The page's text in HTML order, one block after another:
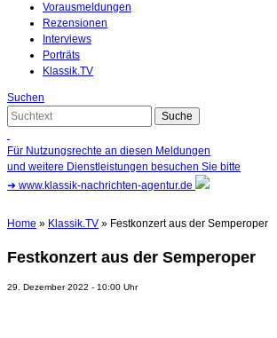
Vorausmeldungen
Rezensionen
Interviews
Porträts
Klassik.TV
Suchen
Für Nutzungsrechte an diesen Meldungen
und weitere Dienstleistungen besuchen Sie bitte
➜ www.klassik-nachrichten-agentur.de
Home » Klassik.TV » Festkonzert aus der Semperoper
Festkonzert aus der Semperoper
29. Dezember 2022 - 10:00 Uhr